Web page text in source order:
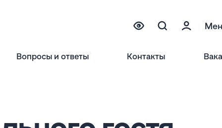
Вопросы и ответы Контакты